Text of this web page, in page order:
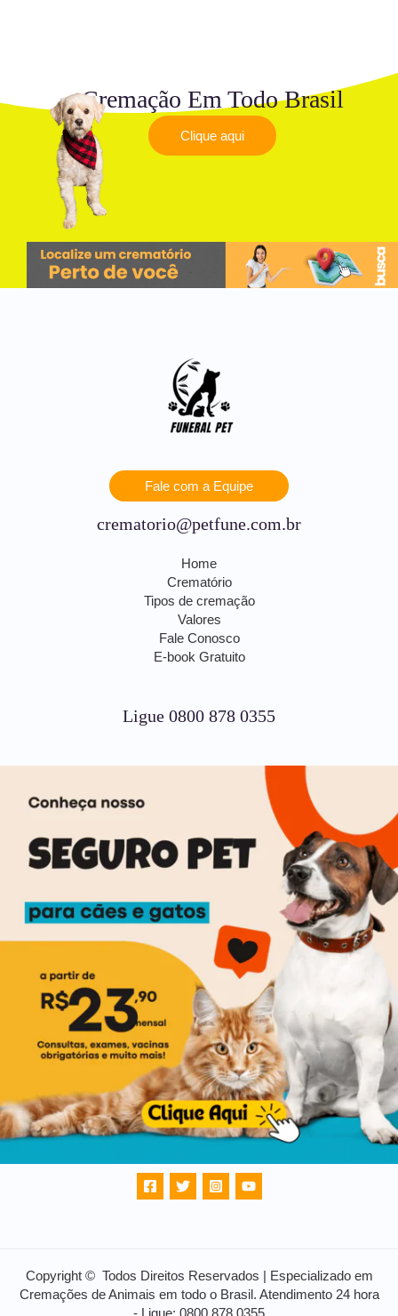
Cremação Em Todo Brasil
Clique aqui
Fale com a Equipe
crematorio@petfune.com.br
Home
Crematório
Tipos de cremação
Valores
Fale Conosco
E-book Gratuito
Ligue 0800 878 0355
Copyright © Todos Direitos Reservados | Especializado em
Cremações de Animais em todo o Brasil. Atendimento 24 hora
- Ligue: 0800 878 0355